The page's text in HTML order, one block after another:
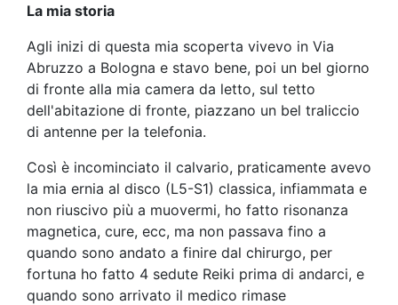
La mia storia
Agli inizi di questa mia scoperta vivevo in Via
Abruzzo a Bologna e stavo bene, poi un bel giorno
di fronte alla mia camera da letto, sul tetto
dell'abitazione di fronte, piazzano un bel traliccio
di antenne per la telefonia.
Così è incominciato il calvario, praticamente avevo
la mia ernia al disco (L5-S1) classica, infiammata e
non riuscivo più a muovermi, ho fatto risonanza
magnetica, cure, ecc, ma non passava fino a
quando sono andato a finire dal chirurgo, per
fortuna ho fatto 4 sedute Reiki prima di andarci, e
quando sono arrivato il medico rimase